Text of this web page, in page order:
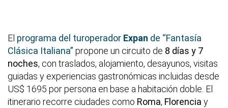
El programa del turoperador Expan de “Fantasía
Clásica Italiana” propone un circuito de 8 días y 7
noches, con traslados, alojamiento, desayunos, visitas
guiadas y experiencias gastronómicas incluidas desde
US$ 1695 por persona en base a habitación doble. El
itinerario recorre ciudades como Roma, Florencia y